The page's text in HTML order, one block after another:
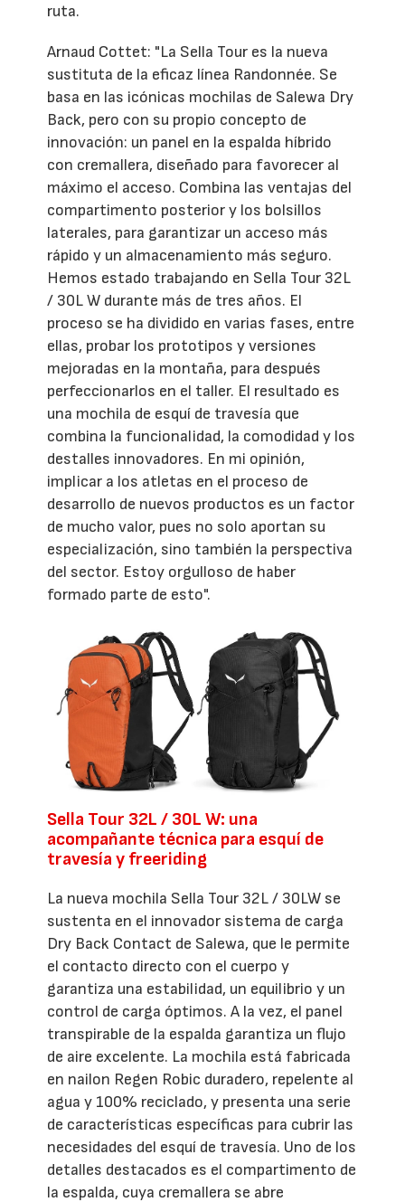
ruta.
Arnaud Cottet: "La Sella Tour es la nueva
sustituta de la eficaz línea Randonnée. Se
basa en las icónicas mochilas de Salewa Dry
Back, pero con su propio concepto de
innovación: un panel en la espalda híbrido
con cremallera, diseñado para favorecer al
máximo el acceso. Combina las ventajas del
compartimento posterior y los bolsillos
laterales, para garantizar un acceso más
rápido y un almacenamiento más seguro.
Hemos estado trabajando en Sella Tour 32L
/ 30L W durante más de tres años. El
proceso se ha dividido en varias fases, entre
ellas, probar los prototipos y versiones
mejoradas en la montaña, para después
perfeccionarlos en el taller. El resultado es
una mochila de esquí de travesía que
combina la funcionalidad, la comodidad y los
destalles innovadores. En mi opinión,
implicar a los atletas en el proceso de
desarrollo de nuevos productos es un factor
de mucho valor, pues no solo aportan su
especialización, sino también la perspectiva
del sector. Estoy orgulloso de haber
formado parte de esto".
Sella Tour 32L / 30L W: una
acompañante técnica para esquí de
travesía y freeriding
La nueva mochila Sella Tour 32L / 30LW se
sustenta en el innovador sistema de carga
Dry Back Contact de Salewa, que le permite
el contacto directo con el cuerpo y
garantiza una estabilidad, un equilibrio y un
control de carga óptimos. A la vez, el panel
transpirable de la espalda garantiza un flujo
de aire excelente. La mochila está fabricada
en nailon Regen Robic duradero, repelente al
agua y 100% reciclado, y presenta una serie
de características específicas para cubrir las
necesidades del esquí de travesía. Uno de los
detalles destacados es el compartimento de
la espalda, cuya cremallera se abre